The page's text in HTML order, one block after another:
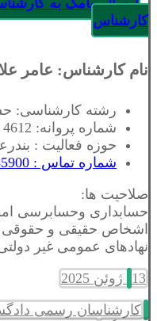
ارسال پیامک به
کارشناس
نام کارشناس: عامر
رشته کارشناسی:
شماره پروانه: 4612
حوزه فعالیت :
شماره تماس : 09127155900
صلاحیت ها:
حسابداری وحسابرسی
نهادهای عمومی غیر دولتی
13 ژوئن 2025
کارشناسان رسمی